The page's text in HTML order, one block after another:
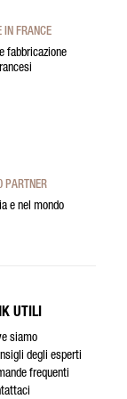
IN FRANCE
fabbricazione
PARTNER
e nel mondo
UTILI
siamo
degli esperti
frequenti